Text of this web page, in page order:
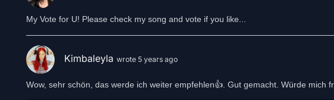
My Vote for U! Please check my song and vote if you like...
Kimbaleyla wrote 5 years ago
Wow, sehr schön, das werde ich weiter empfehlen👍. Gut gemacht. Würde mich